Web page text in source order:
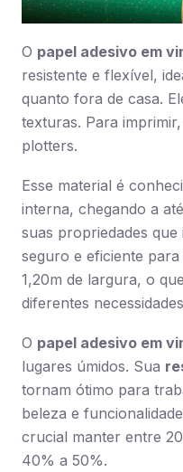
O papel adesivo em
resistente e flexível,
quanto fora de casa.
texturas. Para
plotters.
Esse material é
interna, chegando a
suas propriedades
seguro e eficiente
1,20m de largura, o
diferentes
O papel adesivo em
lugares úmidos. Sua
tornam ótimo para
beleza e
crucial manter entre
40% a 50%.